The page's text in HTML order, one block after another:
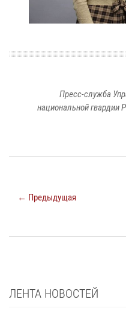
Пресс-служба
национальной гвардии
← Предыдущая
ЛЕНТА НОВОСТЕЙ